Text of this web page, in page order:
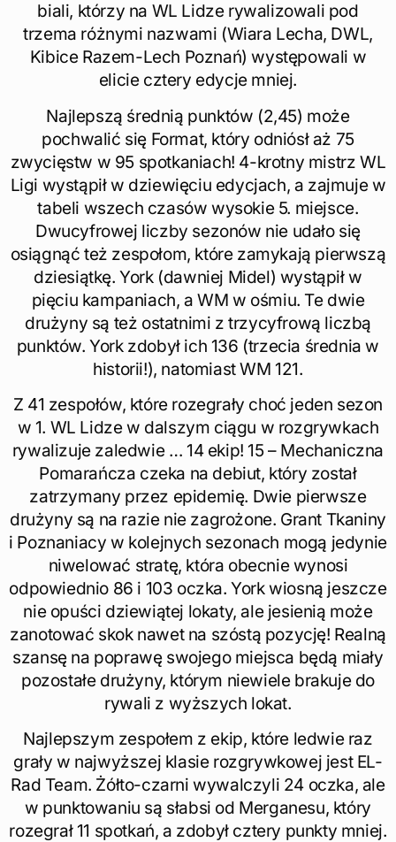
biali, którzy na WL Lidze rywalizowali pod
trzema różnymi nazwami (Wiara Lecha, DWL,
Kibice Razem-Lech Poznań) występowali w
elicie cztery edycje mniej.
Najlepszą średnią punktów (2,45) może
pochwalić się Format, który odniósł aż 75
zwycięstw w 95 spotkaniach! 4-krotny mistrz WL
Ligi wystąpił w dziewięciu edycjach, a zajmuje w
tabeli wszech czasów wysokie 5. miejsce.
Dwucyfrowej liczby sezonów nie udało się
osiągnąć też zespołom, które zamykają pierwszą
dziesiątkę. York (dawniej Midel) wystąpił w
pięciu kampaniach, a WM w ośmiu. Te dwie
drużyny są też ostatnimi z trzycyfrową liczbą
punktów. York zdobył ich 136 (trzecia średnia w
historii!), natomiast WM 121.
Z 41 zespołów, które rozegrały choć jeden sezon
w 1. WL Lidze w dalszym ciągu w rozgrywkach
rywalizuje zaledwie … 14 ekip! 15 – Mechaniczna
Pomarańcza czeka na debiut, który został
zatrzymany przez epidemię. Dwie pierwsze
drużyny są na razie nie zagrożone. Grant Tkaniny
i Poznaniacy w kolejnych sezonach mogą jedynie
niwelować stratę, która obecnie wynosi
odpowiednio 86 i 103 oczka. York wiosną jeszcze
nie opuści dziewiątej lokaty, ale jesienią może
zanotować skok nawet na szóstą pozycję! Realną
szansę na poprawę swojego miejsca będą miały
pozostałe drużyny, którym niewiele brakuje do
rywali z wyższych lokat.
Najlepszym zespołem z ekip, które ledwie raz
grały w najwyższej klasie rozgrywkowej jest EL-
Rad Team. Żółto-czarni wywalczyli 24 oczka, ale
w punktowaniu są słabsi od Merganesu, który
rozegrał 11 spotkań, a zdobył cztery punkty mniej.